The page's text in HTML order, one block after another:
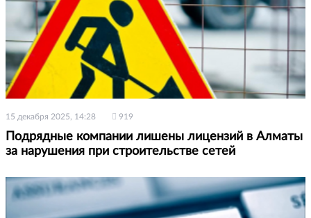
15 декабря 2025, 14:28 919
Подрядные компании лишены лицензий в Алматы
за нарушения при строительстве сетей